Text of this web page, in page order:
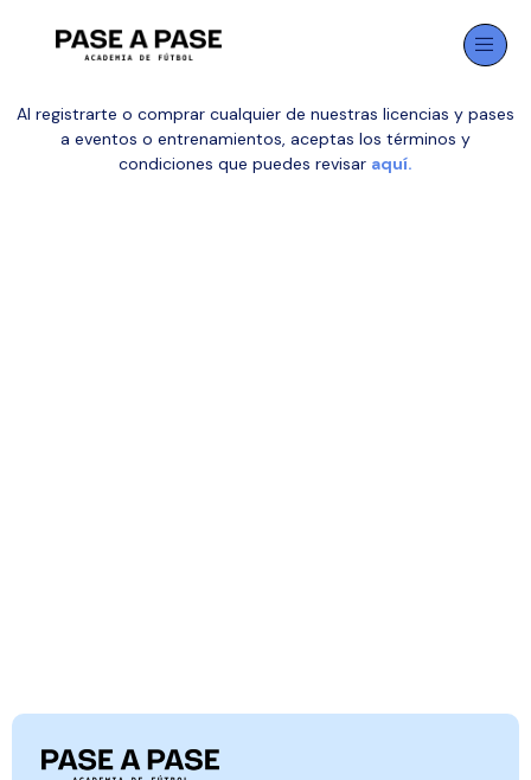
Al registrarte o comprar cualquier de nuestras licencias y pases
a eventos o entrenamientos, aceptas los términos y
condiciones que puedes revisar aquí.